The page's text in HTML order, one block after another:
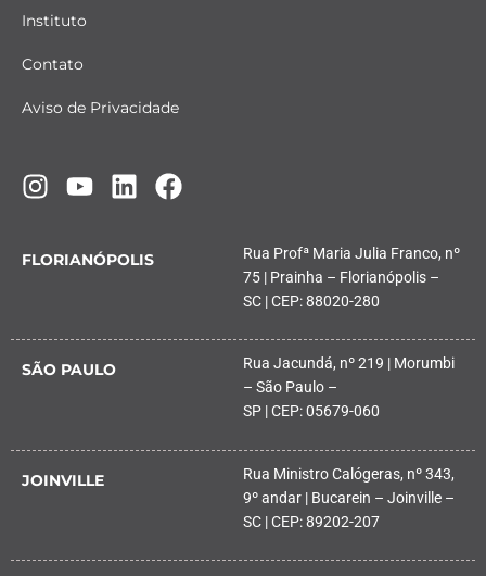
Instituto
Contato
Aviso de Privacidade
FLORIANÓPOLIS
Rua Profª Maria Julia Franco, nº
75 | Prainha – Florianópolis –
SC | CEP: 88020-280
SÃO PAULO
Rua Jacundá, nº 219 | Morumbi
– São Paulo –
SP | CEP: 05679-060
JOINVILLE
Rua Ministro Calógeras, nº 343,
9º andar | Bucarein – Joinville –
SC | CEP: 89202-207